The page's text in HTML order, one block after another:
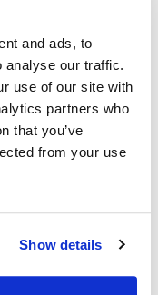
and ads, to
analyse our traffic.
use of our site with
partners who
that you’ve
from your use
Show details